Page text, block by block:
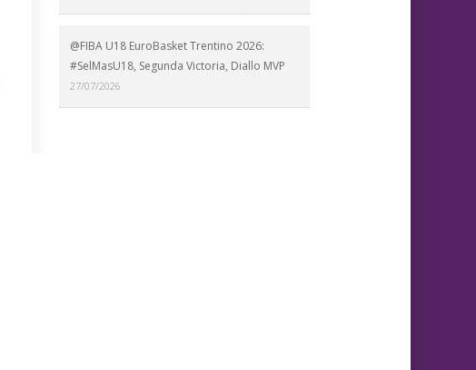
@FIBA U18 EuroBasket Trentino 2026:
#SelMasU18, Segunda Victoria, Diallo MVP
27/07/2026